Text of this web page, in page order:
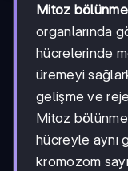
Mitoz bölünme
organlarında
hücrelerinde
üremeyi
gelişme ve
Mitoz
hücreyle aynı
kromozom